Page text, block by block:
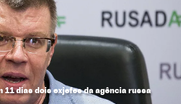
11 dias dois exjefes da agência russa